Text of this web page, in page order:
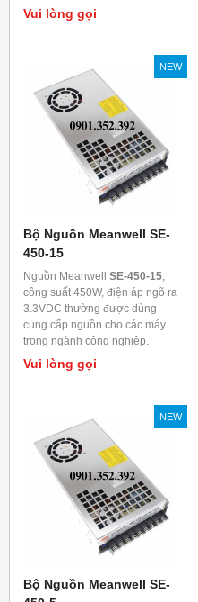
Vui lòng gọi
NEW
Bộ Nguồn Meanwell SE-
450-15
Nguồn Meanwell SE-450-15,
công suất 450W, điện áp ngõ ra
3.3VDC thường được dùng
cung cấp nguồn cho các máy
trong ngành công nghiệp.
Vui lòng gọi
NEW
Bộ Nguồn Meanwell SE-